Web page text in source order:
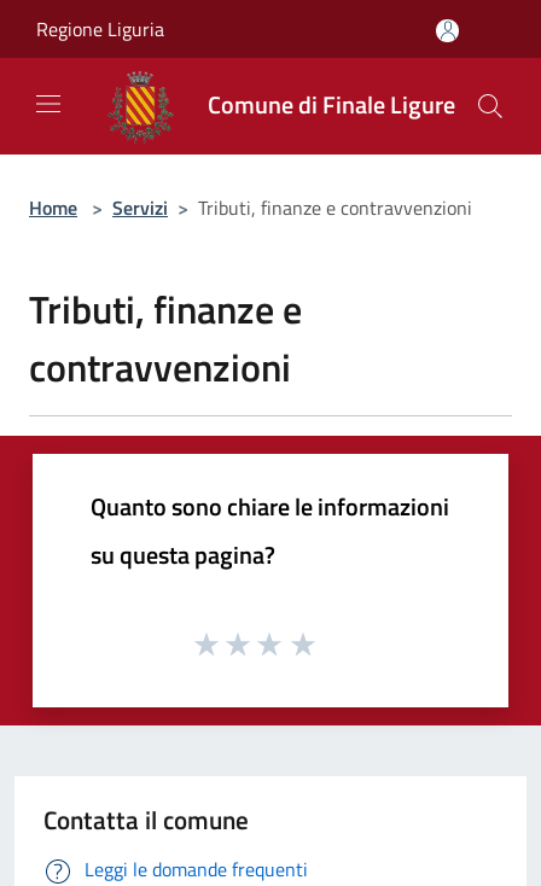
Regione Liguria
Comune di Finale Ligure
Home > Servizi > Tributi, finanze e contravvenzioni
Tributi, finanze e
contravvenzioni
Quanto sono chiare le informazioni
su questa pagina?
Contatta il comune
Leggi le domande frequenti